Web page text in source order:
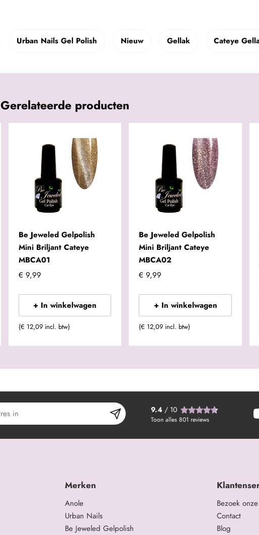
Urban Nails Gel Polish Nieuw Gellak Cateye
Gerelateerde producten
Be Jeweled Gelpolish
Mini Briljant Cateye
MBCA01
€ 9,99
+ In winkelwagen
(€ 12,09 incl. btw)
Be Jeweled Gelpolish
Mini Briljant Cateye
MBCA02
€ 9,99
+ In winkelwagen
(€ 12,09 incl. btw)
9.4/ 10
Toon alles 801 reviews
Merken
Anole
Urban Nails
Be Jeweled Gelpolish
Bezoek
Contact
Blog